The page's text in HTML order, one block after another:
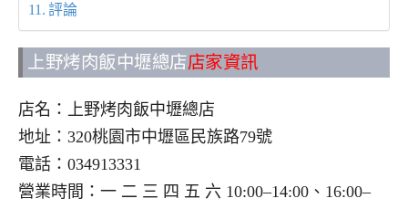
評論
上野烤肉飯中壢總店店家資訊
店名：上野烤肉飯中壢總店
地址：320桃園市中壢區民族路79號
電話：034913331
營業時間：一 二 三 四 五 六 10:00–14:00、16:00–